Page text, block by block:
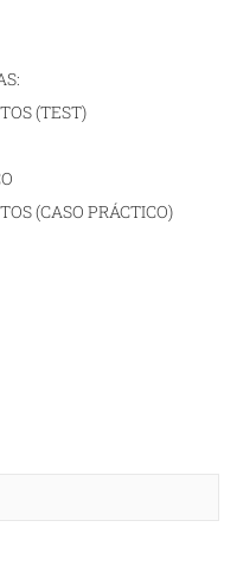
(TEST)
(CASO PRÁCTICO)